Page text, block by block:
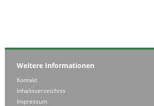
Weitere Informationen
Kontakt
Inhaltsverzeichnis
Impressum